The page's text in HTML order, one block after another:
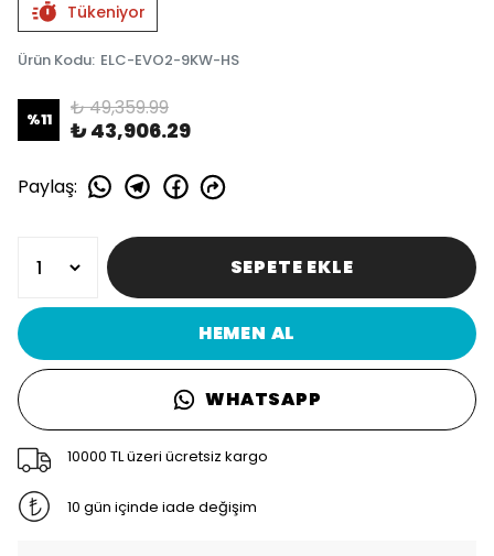
Tükeniyor
Ürün Kodu: ELC-EVO2-9KW-HS
%11 ₺ 49,359.99
₺ 43,906.29
Paylaş:
SEPETE EKLE
HEMEN AL
WHATSAPP
10000 TL üzeri ücretsiz kargo
10 gün içinde iade değişim